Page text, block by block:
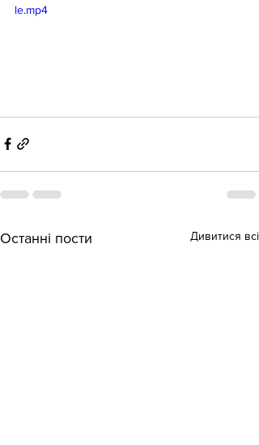
le.mp4
Останні пости Дивитися всі